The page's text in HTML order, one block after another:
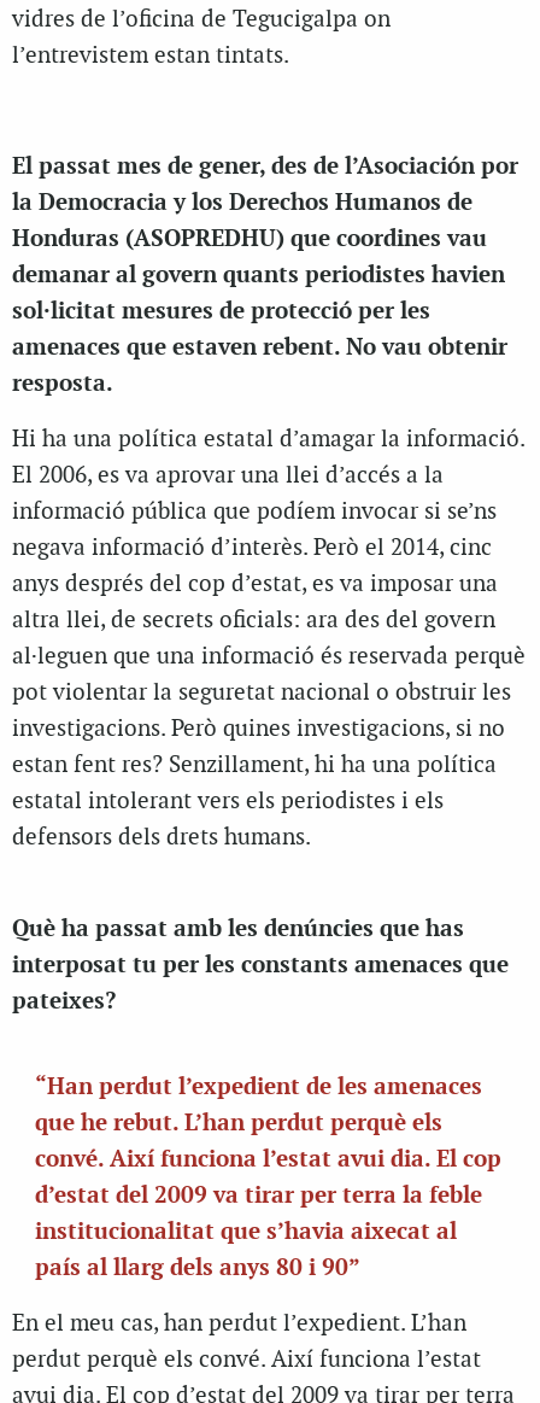
vidres de l’oficina de Tegucigalpa on
l’entrevistem estan tintats.
El passat mes de gener, des de l’Asociación por
la Democracia y los Derechos Humanos de
Honduras (ASOPREDHU) que coordines vau
demanar al govern quants periodistes havien
sol·licitat mesures de protecció per les
amenaces que estaven rebent. No vau obtenir
resposta.
Hi ha una política estatal d’amagar la informació.
El 2006, es va aprovar una llei d’accés a la
informació pública que podíem invocar si se’ns
negava informació d’interès. Però el 2014, cinc
anys després del cop d’estat, es va imposar una
altra llei, de secrets oficials: ara des del govern
al·leguen que una informació és reservada perquè
pot violentar la seguretat nacional o obstruir les
investigacions. Però quines investigacions, si no
estan fent res? Senzillament, hi ha una política
estatal intolerant vers els periodistes i els
defensors dels drets humans.
Què ha passat amb les denúncies que has
interposat tu per les constants amenaces que
pateixes?
“Han perdut l’expedient de les amenaces
que he rebut. L’han perdut perquè els
convé. Així funciona l’estat avui dia. El cop
d’estat del 2009 va tirar per terra la feble
institucionalitat que s’havia aixecat al
país al llarg dels anys 80 i 90”
En el meu cas, han perdut l’expedient. L’han
perdut perquè els convé. Així funciona l’estat
avui dia. El cop d’estat del 2009 va tirar per terra